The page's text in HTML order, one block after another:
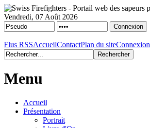
Vendredi, 07 Août 2026
Flus RSSAccueilContactPlan du siteConnexion
Menu
Accueil
Présentation
Portrait